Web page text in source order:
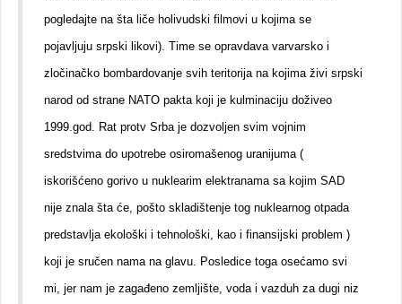
pogledajte na šta liče holivudski filmovi u kojima se
pojavljuju srpski likovi). Time se opravdava varvarsko i
zločinačko bombardovanje svih teritorija na kojima živi srpski
narod od strane NATO pakta koji je kulminaciju doživeo
1999.god. Rat protv Srba je dozvoljen svim vojnim
sredstvima do upotrebe osiromašenog uranijuma (
iskorišćeno gorivo u nuklearim elektranama sa kojim SAD
nije znala šta će, pošto skladištenje tog nuklearnog otpada
predstavlja ekološki i tehnološki, kao i finansijski problem )
koji je sručen nama na glavu. Posledice toga osećamo svi
mi, jer nam je zagađeno zemljište, voda i vazduh za dugi niz